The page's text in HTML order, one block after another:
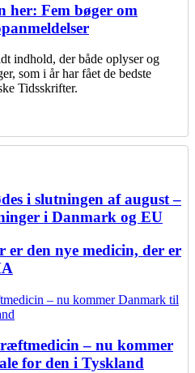
her: Fem bøger om
indhold, der både oplyser og
som i år har fået de bedste
Tidsskrifter.
i slutningen af august –
i Danmark og EU
er den nye medicin, der er
– nu kommer
for den i Tyskland